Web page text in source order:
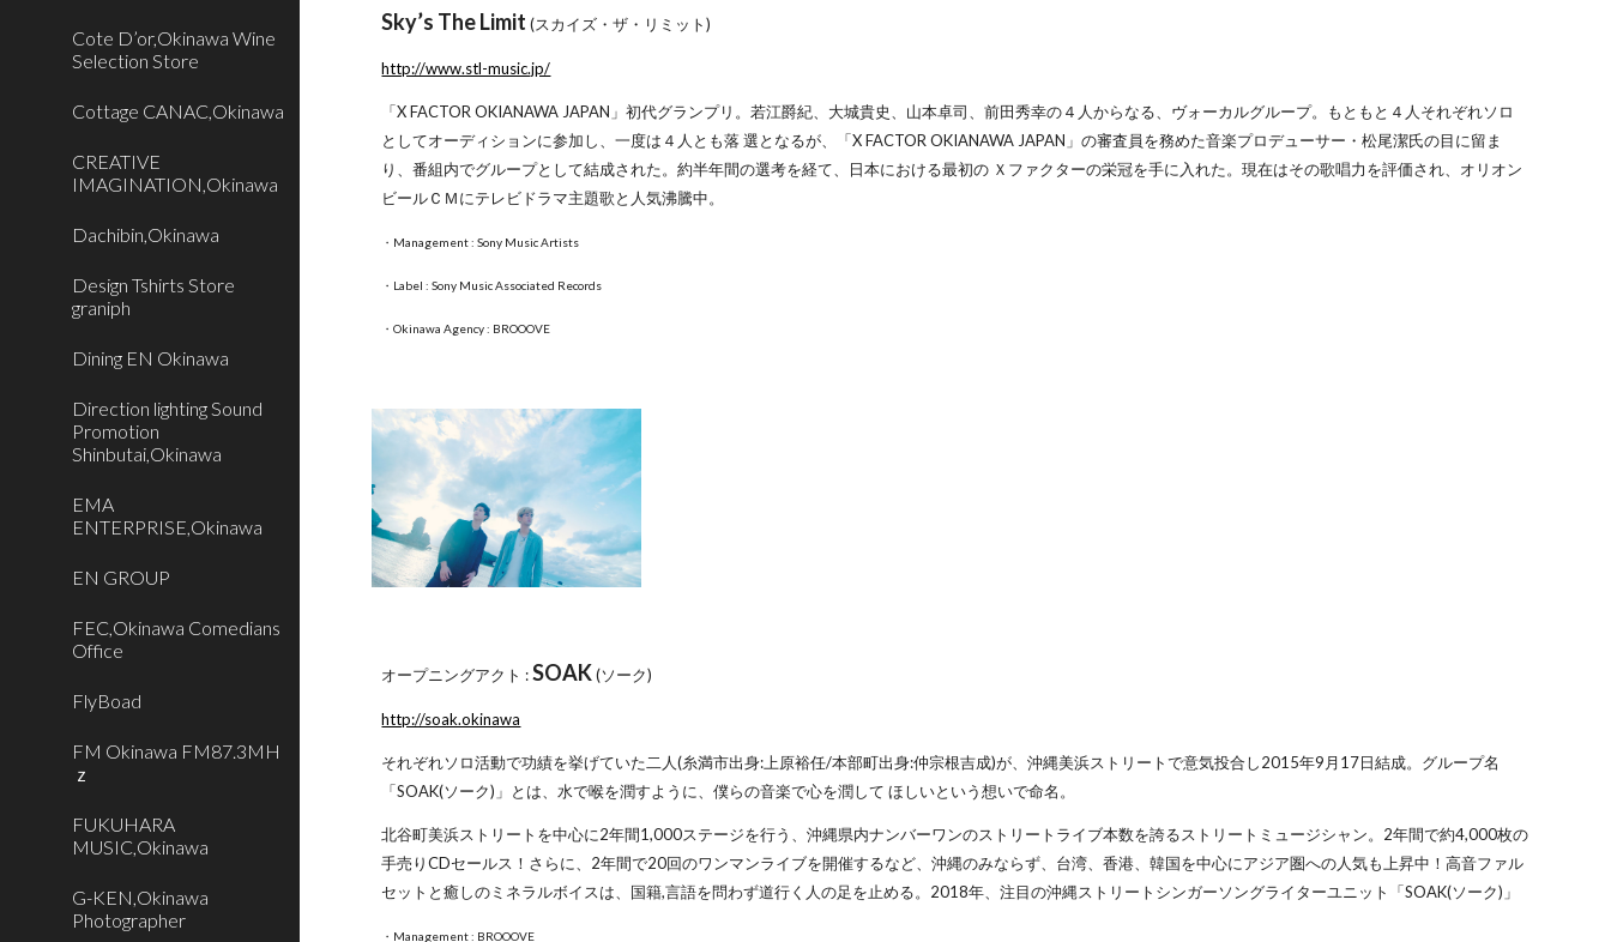
Cote D’or,Okinawa Wine
Selection Store
Cottage CANAC,Okinawa
CREATIVE
IMAGINATION,Okinawa
Dachibin,Okinawa
Design Tshirts Store
graniph
Dining EN Okinawa
Direction lighting Sound
Promotion
Shinbutai,Okinawa
EMA
ENTERPRISE,Okinawa
EN GROUP
FEC,Okinawa Comedians
Office
FlyBoad
FM Okinawa FM87.3MH
ｚ
FUKUHARA
MUSIC,Okinawa
G-KEN,Okinawa
Photographer
Sky’s The Limit(スカイズ・ザ・リミット)
http://www.stl-music.jp/
「X FACTOR OKIANAWA JAPAN」初代グランプリ。若江爵紀、大城貴史、山本卓司、前田秀幸の４人からなる、ヴォーカルグループ。もともと４人それぞれソロ
としてオーディションに参加し、一度は４人とも落 選となるが、「X FACTOR OKIANAWA JAPAN」の審査員を務めた音楽プロデューサー・松尾潔氏の目に留ま
り、番組内でグループとして結成された。約半年間の選考を経て、日本における最初の Ｘファクターの栄冠を手に入れた。現在はその歌唱力を評価され、オリオン
ビールＣＭにテレビドラマ主題歌と人気沸騰中。
・Management : Sony Music Artists
・Label : Sony Music Associated Records
・Okinawa Agency : BROOOVE
オープニングアクト :SOAK(ソーク)
http://soak.okinawa
それぞれソロ活動で功績を挙げていた二人(糸満市出身:上原裕任/本部町出身:仲宗根吉成)が、沖縄美浜ストリートで意気投合し2015年9月17日結成。グループ名
「SOAK(ソーク)」とは、水で喉を潤すように、僕らの音楽で心を潤して ほしいという想いで命名。
北谷町美浜ストリートを中心に2年間1,000ステージを行う、沖縄県内ナンバーワンのストリートライブ本数を誇るストリートミュージシャン。2年間で約4,000枚の
手売りCDセールス！さらに、2年間で20回のワンマンライブを開催するなど、沖縄のみならず、台湾、香港、韓国を中心にアジア圏への人気も上昇中！高音ファル
セットと癒しのミネラルボイスは、国籍,言語を問わず道行く人の足を止める。2018年、注目の沖縄ストリートシンガーソングライターユニット「SOAK(ソーク)」
・Management : BROOOVE